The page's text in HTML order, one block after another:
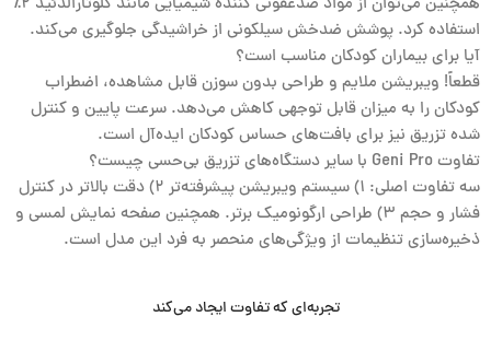
استفاده کرد. پوشش ضدخش سیلکونی از خراشیدگی جلوگیری می‌کند.
آیا برای بیماران کودکان مناسب است؟
قطعاً! ویبریشن ملایم و طراحی بدون سوزن قابل مشاهده، اضطراب
کودکان را به میزان قابل توجهی کاهش می‌دهد. سرعت پایین و کنترل
شده تزریق نیز برای بافت‌های حساس کودکان ایده‌آل است.
تفاوت Geni Pro با سایر دستگاه‌های تزریق بی‌حسی چیست؟
سه تفاوت اصلی: ۱) سیستم ویبریشن پیشرفته‌تر ۲) دقت بالاتر در کنترل
فشار و حجم ۳) طراحی ارگونومیک برتر. همچنین صفحه نمایش لمسی و
ذخیره‌سازی تنظیمات از ویژگی‌های منحصر به فرد این مدل است.
تجربه‌ای که تفاوت ایجاد می‌کند